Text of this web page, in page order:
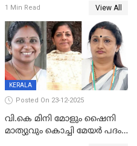
മരണത്തിന് കീഴടങ്ങി
1 Min Read View All
KERALA
Posted On 23-12-2025
വി.കെ മിനി മോളും ഷൈനി
മാത്യുവും കൊച്ചി മേയർ പദം